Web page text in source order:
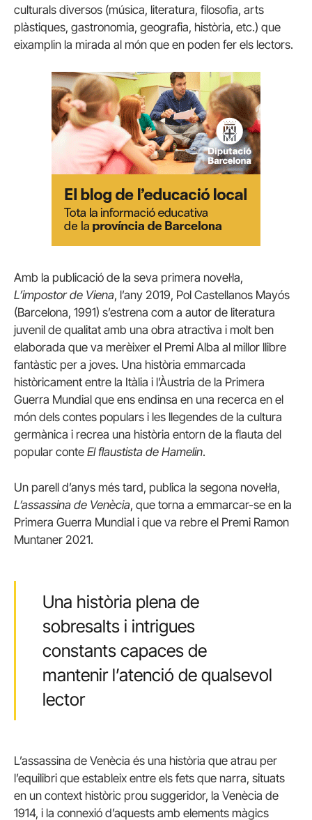
culturals diversos (música, literatura, filosofia, arts
plàstiques, gastronomia, geografia, història, etc.) que
eixamplin la mirada al món que en poden fer els lectors.
Amb la publicació de la seva primera novel·la,
L’impostor de Viena, l’any 2019, Pol Castellanos Mayós
(Barcelona, 1991) s’estrena com a autor de literatura
juvenil de qualitat amb una obra atractiva i molt ben
elaborada que va merèixer el Premi Alba al millor llibre
fantàstic per a joves. Una història emmarcada
històricament entre la Itàlia i l’Àustria de la Primera
Guerra Mundial que ens endinsa en una recerca en el
món dels contes populars i les llegendes de la cultura
germànica i recrea una història entorn de la flauta del
popular conte El flaustista de Hamelin.
Un parell d’anys més tard, publica la segona novel·la,
L’assassina de Venècia, que torna a emmarcar-se en la
Primera Guerra Mundial i que va rebre el Premi Ramon
Muntaner 2021.
Una història plena de
sobresalts i intrigues
constants capaces de
mantenir l’atenció de qualsevol
lector
L’assassina de Venècia és una història que atrau per
l’equilibri que estableix entre els fets que narra, situats
en un context històric prou suggeridor, la Venècia de
1914, i la connexió d’aquests amb elements màgics